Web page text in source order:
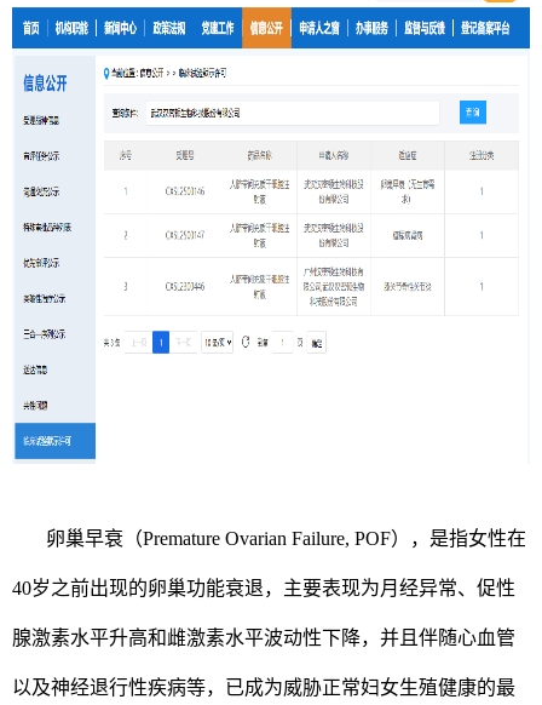
卵巢早衰（Premature Ovarian Failure, POF），是指女性在
40岁之前出现的卵巢功能衰退，主要表现为月经异常、促性
腺激素水平升高和雌激素水平波动性下降，并且伴随心血管
以及神经退行性疾病等，已成为威胁正常妇女生殖健康的最